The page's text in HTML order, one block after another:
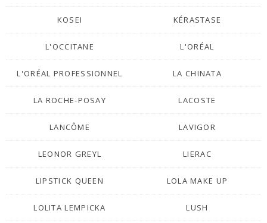
KOSEI KÉRASTASE
L'OCCITANE L'ORÉAL
L'ORÉAL PROFESSIONNEL LA CHINATA
LA ROCHE-POSAY LACOSTE
LANCÔME LAVIGOR
LEONOR GREYL LIERAC
LIPSTICK QUEEN LOLA MAKE UP
LOLITA LEMPICKA LUSH